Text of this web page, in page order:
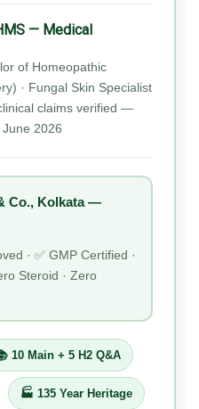
— Medical
of Homeopathic
· Fungal Skin Specialist
claims verified —
2026
Co., Kolkata —
· ✅ GMP Certified ·
Steroid · Zero
10 Main + 5 H2 Q&A
🏭 135 Year Heritage